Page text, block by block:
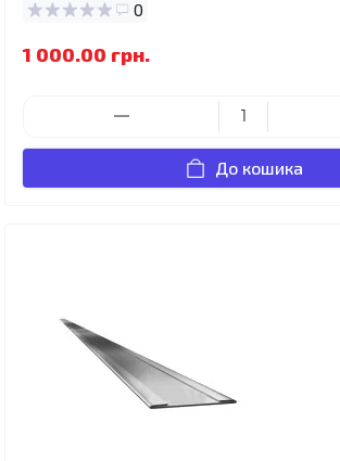
0
1 000.00 грн.
До кошика